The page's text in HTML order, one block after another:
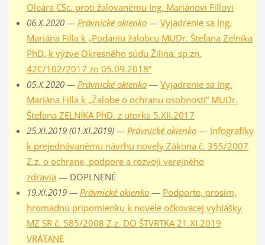
Oleára CSc. proti žalovanému Ing. Mariánovi Fillovi
06.X.2020 — Právnické okienko— Vyjadrenie sa Ing.
Mariána Filla k „Podaniu žalobcu MUDr. Štefana Zelníka
PhD. k výzve Okresného súdu Žilina, sp.zn.
42C/102/2017 zo 05.09.2018“
05.X.2020 — Právnické okienko— Vyjadrenie sa Ing.
Mariána Filla k „Žalobe o ochranu osobnosti“ MUDr.
Štefana ZELNÍKA PhD. z utorka 5.XII.2017
25.XI.2019 (01.XI.2019) — Právnické okienko— Infografiky
k prejednávanému návrhu novely Zákona č. 355/2007
Z.z. o ochrane, podpore a rozvoji verejného
zdravia — DOPLNENÉ
19.XI.2019 — Právnické okienko— Podporte, prosím,
hromadnú pripomienku k novele očkovacej vyhlášky
MZ SR č. 585/2008 Z.z. DO ŠTVRTKA 21.XI.2019
VRÁTANE